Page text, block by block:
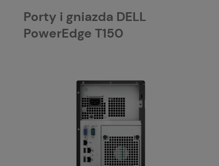
Porty i gniazda DELL
PowerEdge T150